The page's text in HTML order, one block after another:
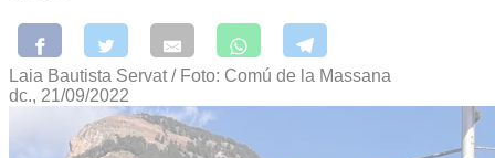
Laia Bautista Servat / Foto: Comú de la Massana
dc., 21/09/2022